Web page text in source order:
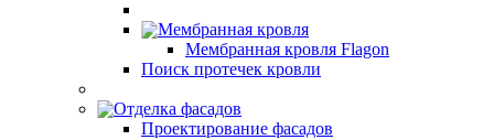
Мембранная кровля
Мембранная кровля Flagon
Поиск протечек кровли
Отделка фасадов
Проектирование фасадов